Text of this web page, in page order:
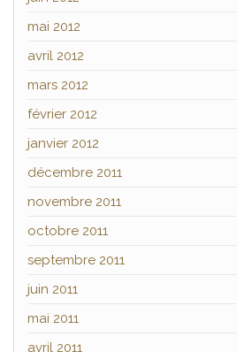
mai 2012
avril 2012
mars 2012
février 2012
janvier 2012
décembre 2011
novembre 2011
octobre 2011
septembre 2011
juin 2011
mai 2011
avril 2011